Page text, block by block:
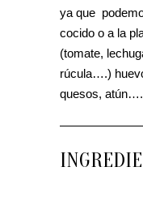
ya que
cocido o a la
(tomate,
rúcula….)
quesos,